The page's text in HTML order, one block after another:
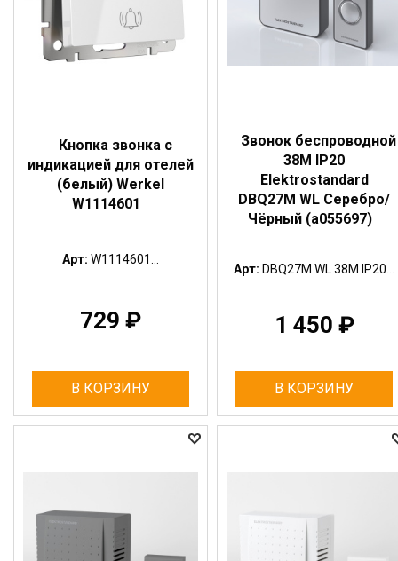
Кнопка звонка с
индикацией для отелей
(белый) Werkel
W1114601
Арт: W1114601...
729 ₽
В КОРЗИНУ
Звонок беспроводной
38M IP20
Elektrostandard
DBQ27M WL Серебро/
Чёрный (a055697)
Арт: DBQ27M WL 38M IP20...
1 450 ₽
В КОРЗИНУ